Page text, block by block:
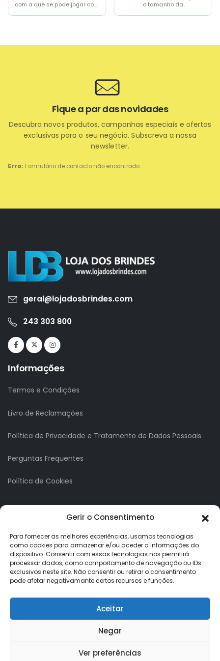
Gerir o Consentimento
Para fornecer as melhores experiências, usamos tecnologias
como cookies para armazenar e/ou aceder a informações do
dispositivo. Consentir com essas tecnologias nos permitirá
processar dados, como comportamento de navegação ou IDs
exclusivos neste site. Não consentir ou retirar o consentimento
pode afetar negativamante certos recursos e funções.
Aceitar
Negar
Ver preferências
jogar com
o tamanho da
cabeçaMEDIDAS ALTURA
Cozedura sem
para preparar
Erro: Formulário de contacto não encontrado.
Fique a par das novidades
Descubra novos produtos, campanhas especiais e ofertas
exclusivas para o seu negócio. Subscreva a nossa
newsletter.
geral@lojadosbrindes.com
243 303 800
Informações
Termos e Condições
Livro de Reclamações
Política de Privacidade e Tratamento de Dados Pessoais
Perguntas Frequentes
Política de Cookies
A minha conta
A Minha Conta
Histórico de Pedidos
Lista de Desejos
Newsletter
Loja dos Brindes © 2026. Todos os direitos reservados.